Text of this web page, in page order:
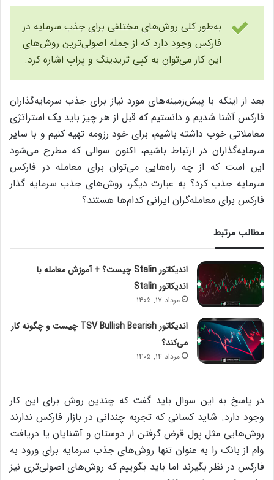
به‌طور کلی روش‌های مختلفی برای جذب سرمایه در
فارکس وجود دارد که از جمله اصولی‌ترین روش‌های
این کار می‌توان به کپی تریدینگ و پراپ اشاره کرد.
بعد از اینکه با پیش‌زمینه‌های مورد نیاز برای جذب سرمایه‌گذاران
فارکس آشنا شدیم و دانستیم که قبل از هر چیز باید یک استراتژی
معاملاتی خوب داشته باشیم، برای خود رزومه تهیه کنیم و با سایر
سرمایه‌گذاران در ارتباط باشیم، اکنون سوالی که مطرح می‌شود
این است که از چه راه‌هایی می‌توان برای معامله در فارکس
سرمایه جذب کرد؟ به عبارت دیگر، روش‌های جذب سرمایه گذار
فارکس برای معامله‌گران ایرانی کدام‌ها هستند؟
مطالب مرتبط
اندیکاتور Stalin چیست؟ + آموزش معامله با
اندیکاتور Stalin
مرداد ۱۷, ۱۴۰۵
اندیکاتور TSV Bullish Bearish چیست و چگونه کار
می‌کند؟
مرداد ۱۴, ۱۴۰۵
در پاسخ به این سوال باید گفت که چندین روش برای این کار
وجود دارد. شاید کسانی که تجربه چندانی در بازار فارکس ندارند
روش‌هایی مثل پول قرض گرفتن از دوستان و آشنایان یا دریافت
وام از بانک را به عنوان تنها روش‌های جذب سرمایه برای ورود به
فارکس در نظر بگیرند اما باید بگوییم که روش‌های اصولی‌تری نیز